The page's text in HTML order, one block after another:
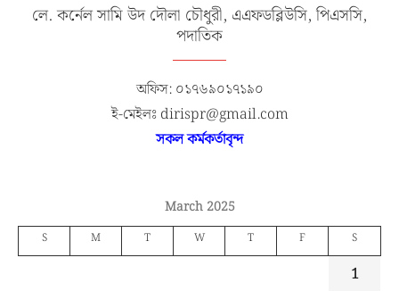
লে. কর্নেল সামি উদ দৌলা চৌধুরী, এএফডব্লিউসি, পিএসসি,
পদাতিক
অফিস: ০১৭৬৯০১৭১৯০
ই-মেইলঃ dirispr@gmail.com
সকল কর্মকর্তাবৃন্দ
March 2025
S M T W T F S
1